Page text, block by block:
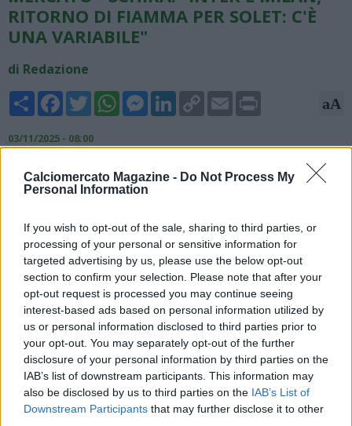
Calciomercato Magazine - Do Not Process My
Personal Information
If you wish to opt-out of the sale, sharing to third parties, or
processing of your personal or sensitive information for
targeted advertising by us, please use the below opt-out
section to confirm your selection. Please note that after your
opt-out request is processed you may continue seeing
interest-based ads based on personal information utilized by
us or personal information disclosed to third parties prior to
your opt-out. You may separately opt-out of the further
disclosure of your personal information by third parties on the
IAB’s list of downstream participants. This information may
also be disclosed by us to third parties on the IAB’s List of
Downstream Participants that may further disclose it to other
RITORNO DI FIAMMA PER SOLET: C'È
UNA VARIABILE"
di Redazione
Share FacebookTwitterWhatsAppMessengerLinkedInCopy
Link
Email aA
03/11/2025 - 08:00
Nicolò Schira, esperto di mercato, rivela sul proprio sito:
"L'Inter e il Milan sono tornate a monitorare fortemente
interessi da parte delle due milanesi, ma c'è una variabile da
considerare: tutto dipenderà dall'esito delle accuse di violenza
sessuale mosse al giocatore".